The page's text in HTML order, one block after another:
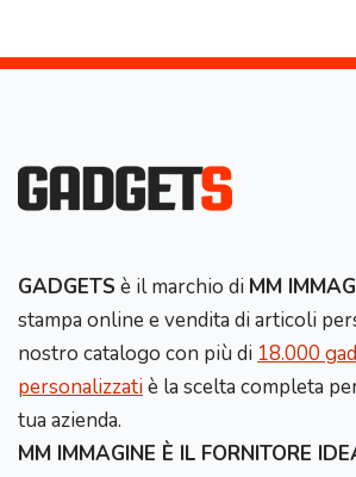
GADGETS è il marchio di MM
stampa online e vendita di articoli
nostro catalogo con più di 18.000
personalizzatiè la scelta completa
tua azienda.
MM IMMAGINE È IL FORNITORE